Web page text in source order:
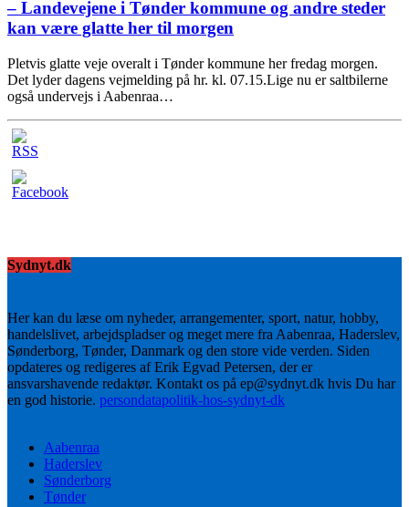
– Landevejene i Tønder kommune og andre steder
kan være glatte her til morgen
Pletvis glatte veje overalt i Tønder kommune her fredag morgen.
Det lyder dagens vejmelding på hr. kl. 07.15.Lige nu er saltbilerne
også undervejs i Aabenraa…
Sydnyt.dk
Her kan du læse om nyheder, arrangementer, sport, natur, hobby,
handelslivet, arbejdspladser og meget mere fra Aabenraa, Haderslev,
Sønderborg, Tønder, Danmark og den store vide verden. Siden
opdateres og redigeres af Erik Egvad Petersen, der er
ansvarshavende redaktør. Kontakt os på ep@sydnyt.dk hvis Du har
en god historie. persondatapolitik-hos-sydnyt-dk
Aabenraa
Haderslev
Sønderborg
Tønder